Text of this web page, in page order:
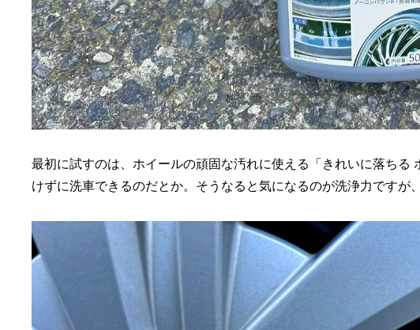
最初に試すのは、ホイールの頑固な汚れに使える「きれいに落ちる
けずに洗車できるのだとか。そうなると気になるのが洗浄力ですが